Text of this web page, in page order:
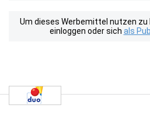
Um dieses Werbemittel nutzen zu
einloggen oder sich als